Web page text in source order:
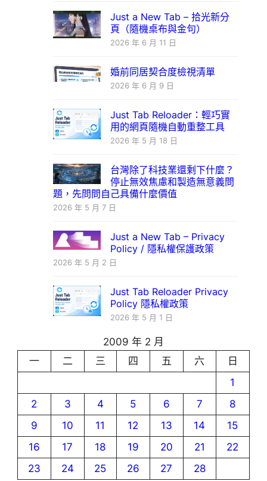
Just a New Tab – 拾光新分
頁（隨機桌布與金句）
2026 年 6 月 11 日
婚前同居契合度檢視清單
2026 年 6 月 9 日
Just Tab Reloader：輕巧實
用的網頁隨機自動重整工具
2026 年 5 月 18 日
台灣除了科技業還剩下什麼？
停止無效焦慮和製造無意義問
題，先問問自己具備什麼價值
2026 年 5 月 7 日
Just a New Tab – Privacy
Policy / 隱私權保護政策
2026 年 5 月 2 日
Just Tab Reloader Privacy
Policy 隱私權政策
2026 年 5 月 1 日
2009 年 2 月
一
二 三 四 五 六
日
1
2
3 4 5 6 7
8
9
10 11 12 13 14
15
16
17 18 19 20 21
22
23
24 25 26 27
28